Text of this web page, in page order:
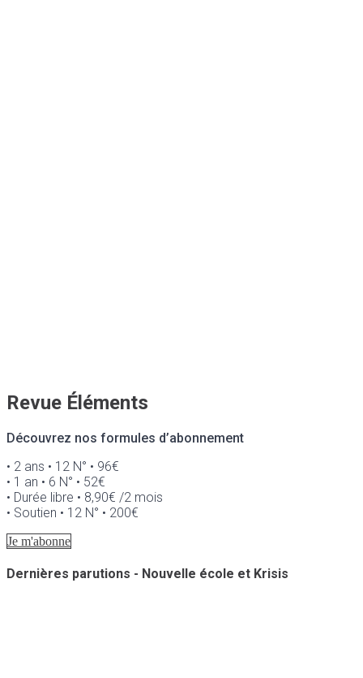
Revue Éléments
Découvrez nos formules d’abonnement
• 2 ans • 12 N° • 96€
• 1 an • 6 N° • 52€
• Durée libre • 8,90€ /2 mois
• Soutien • 12 N° • 200€
Je m'abonne
Dernières parutions - Nouvelle école et Krisis